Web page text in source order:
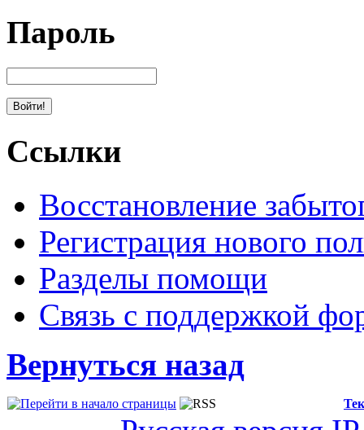
Пароль
Ссылки
Восстановление
Регистрация нового
Разделы помощи
Связь с поддержкой
Вернуться назад